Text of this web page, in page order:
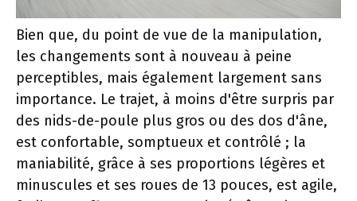
Bien que, du point de vue de la manipulation,
les changements sont à nouveau à peine
perceptibles, mais également largement sans
importance. Le trajet, à moins d'être surpris par
des nids-de-poule plus gros ou des dos d'âne,
est confortable, somptueux et contrôlé ; la
maniabilité, grâce à ses proportions légères et
minuscules et ses roues de 13 pouces, est agile,